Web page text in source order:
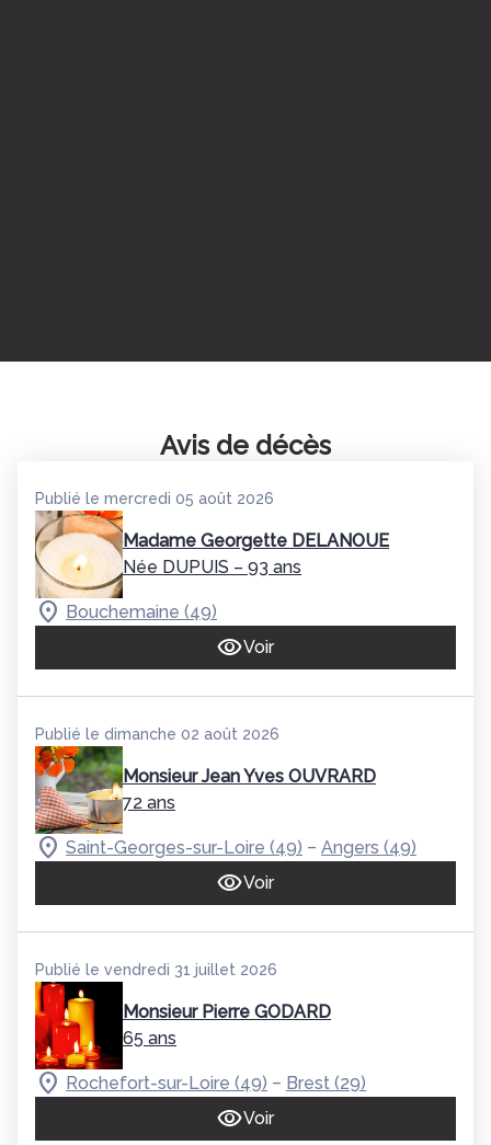
Avis de décès
Publié le mercredi 05 août 2026
Madame Georgette DELANOUE
Née DUPUIS – 93 ans
Bouchemaine (49)
Voir
Publié le dimanche 02 août 2026
Monsieur Jean Yves OUVRARD
72 ans
Saint-Georges-sur-Loire (49) – Angers (49)
Voir
Publié le vendredi 31 juillet 2026
Monsieur Pierre GODARD
65 ans
Rochefort-sur-Loire (49) – Brest (29)
Voir